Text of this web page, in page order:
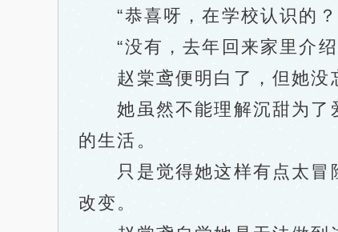
“恭喜呀，在学校认识的？
“没有，去年回来家里介绍
赵棠鸢便明白了，但她没忘
她虽然不能理解沉甜为了爱
的生活。
只是觉得她这样有点太冒险
改变。